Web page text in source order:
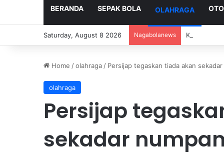
BERANDA SEPAK BOLA OLAHRAGA
Saturday, August 8 2026 Nagabolanews Kontroversi
Home /olahraga / Persijap tegaskan tiada akan
olahraga
Persijap
sekadar